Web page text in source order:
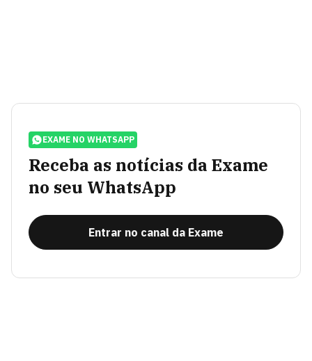
EXAME NO WHATSAPP
Receba as notícias da Exame
no seu WhatsApp
Entrar no canal da Exame